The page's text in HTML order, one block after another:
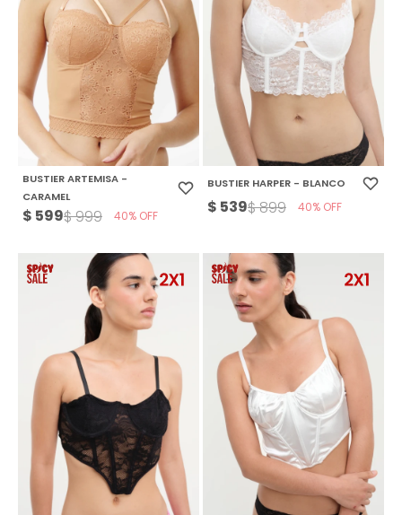
BUSTIER ARTEMISA -
CARAMEL
$ 599$999 40
BUSTIER HARPER - BLANCO
$ 539$899 40